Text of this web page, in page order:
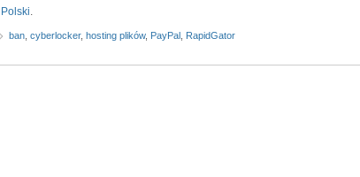
Polski.
ban cyberlocker, hosting plików, PayPal RapidGator